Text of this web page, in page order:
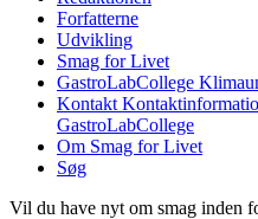
Forfatterne
Udvikling
Smag for Livet
GastroLabCollege
Kontakt
GastroLabCollege
Om Smag for Livet
Søg
Vil du have nyt om smag inden